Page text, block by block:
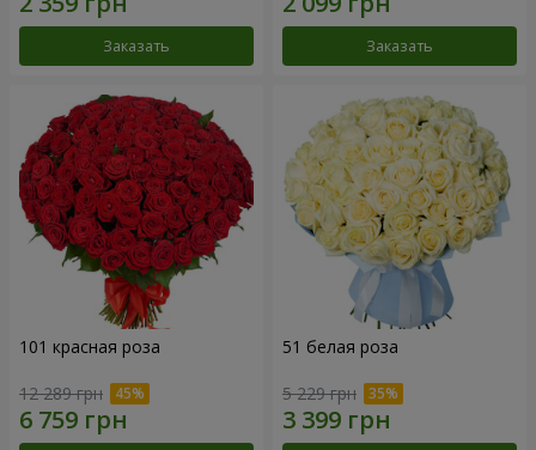
Заказать Заказать
101 красная роза
12 289 грн
51 белая роза
5 229 грн